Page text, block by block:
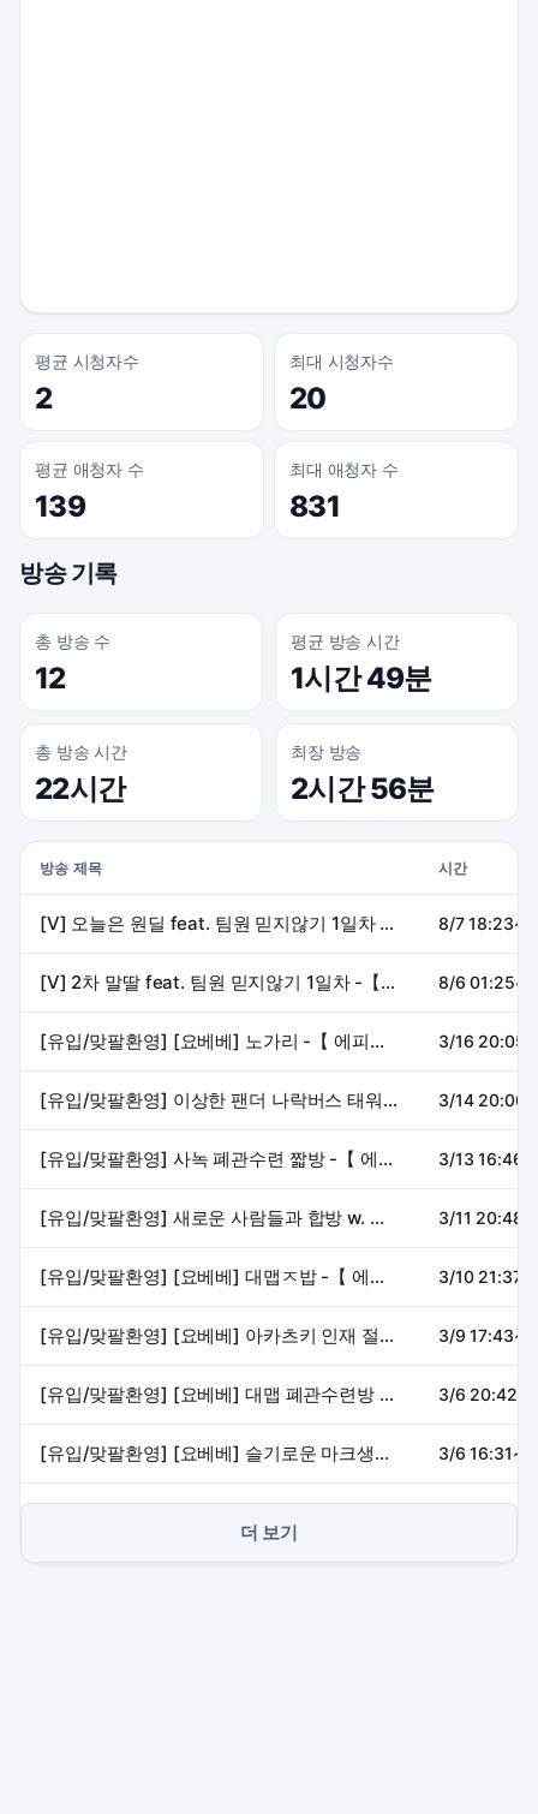
평균 시청자수
2
최대 시청자수
20
평균 애청자 수
139
최대 애청자 수
831
방송 기록
총 방송 수
12
평균 방송 시간
1시간 49분
총 방송 시간
22시간
최장 방송
2시간 56분
방송 제목 시간
[V] 오늘은 원딜 feat. 팀원 믿지않기 1일차 -【 에피타이저 】 8/7
[V] 2차 말딸 feat. 팀원 믿지않기 1일차 -【 에피타이저 】 8/6
[유입/맞팔환영] [요베베] 노가리 -【 에피타이저 】 3/16
[유입/맞팔환영] 이상한 팬더 나락버스 태워주기 -【 에피타이저 】 3/14
[유입/맞팔환영] 사녹 폐관수련 짧방 -【 에피타이저 】 3/13
[유입/맞팔환영] 새로운 사람들과 합방 w. 최화분, 맹쥐, 채슬민유, 안녕하세윤 -【 에피타이저 】 3/11
[유입/맞팔환영] [요베베] 대맵ㅈ밥 -【 에피타이저 】 3/10
[유입/맞팔환영] [요베베] 아카츠키 인재 절찬 모집중★ -【 에피타이저 】 3/9
[유입/맞팔환영] [요베베] 대맵 폐관수련방 -【 에피타이저 】 3/6
[유입/맞팔환영] [요베베] 슬기로운 마크생활 -【 에피타이저 】 3/6
더 보기